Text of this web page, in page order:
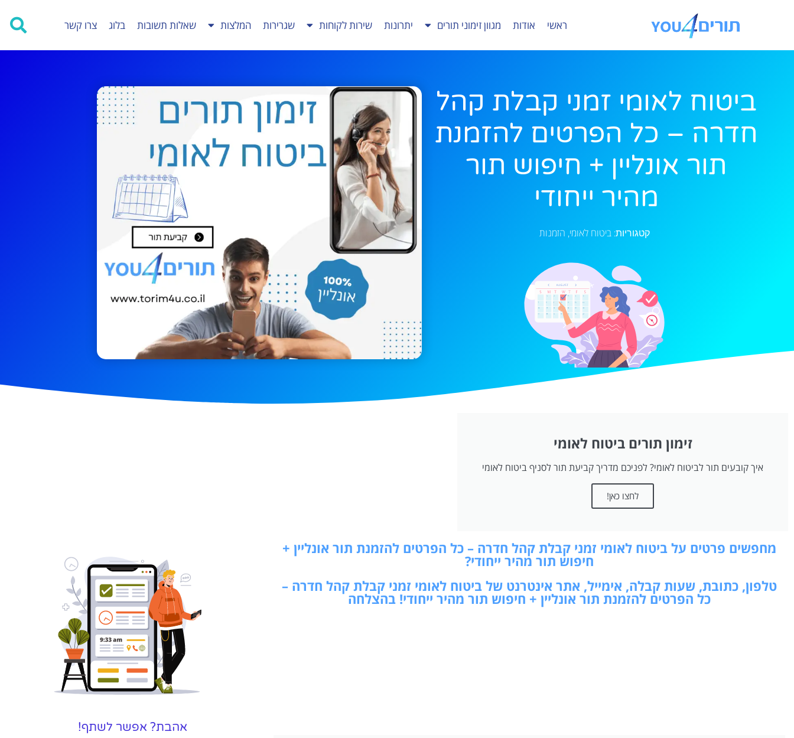
ראשי אודות מגוון זימוני תורים יתרונות שירות לקוחות שגרירות המלצות שאלות תשובות בלוג צרו קשר
ביטוח לאומי זמני קבלת קהל
חדרה – כל הפרטים להזמנת
תור אונליין + חיפוש תור
מהיר ייחודי
קטגוריות: ביטוח לאומי, הזמנות
זימון תורים ביטוח לאומי
איך קובעים תור לביטוח לאומי? לפניכם מדריך קביעת תור לסניף ביטוח לאומי
לחצו כאן!
מחפשים פרטים על ביטוח לאומי זמני קבלת קהל חדרה – כל הפרטים להזמנת תור אונליין +
חיפוש תור מהיר ייחודי?
טלפון, כתובת, שעות קבלה, אימייל, אתר אינטרנט של ביטוח לאומי זמני קבלת קהל חדרה –
כל הפרטים להזמנת תור אונליין + חיפוש תור מהיר ייחודי! בהצלחה
אהבת? אפשר לשתף!